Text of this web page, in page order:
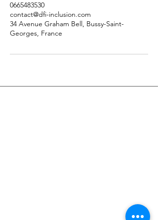
0665483530
contact@dfi-inclusion.com
34 Avenue Graham Bell, Bussy-Saint-
Georges, France